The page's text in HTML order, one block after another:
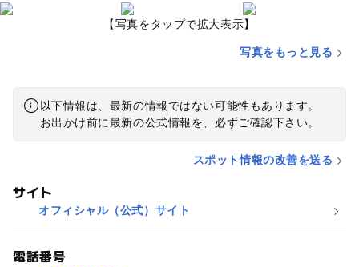
【写真をタップで拡大表示】
写真をもっと見る
以下情報は、最新の情報ではない可能性もあります。
お出かけ前に最新の公式情報を、必ずご確認下さい。
スポット情報の改善を送る
サイト
オフィシャル（公式）サイト
電話番号